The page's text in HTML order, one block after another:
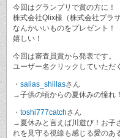
今回はグランプリで賞の方に！
株式会社Qlix様（株式会社プラ
なんかいいものをプレゼント！
嬉しい！
今回は審査員賞から発表です。
ユーザー名クリックしていただ
・ sailas_shiilasさん
→子供の頃からの夏休みの憧れ！
・ toshi777catchさん
→夏休みと言えば川遊び！お子
れを見守る視線も感じる愛のあ